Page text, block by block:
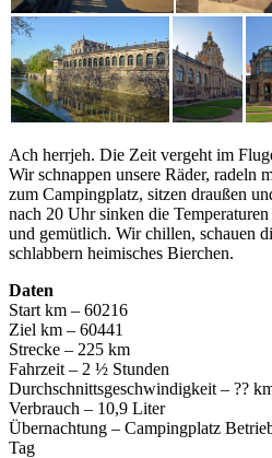
Ach herrjeh. Die Zeit vergeht im
Wir schnappen unsere Räder, radeln
zum Campingplatz, sitzen draußen
nach 20 Uhr sinken die
und gemütlich. Wir chillen, schauen
schlabbern heimisches Bierchen.
Daten
Start km – 60216
Ziel km – 60441
Strecke – 225 km
Fahrzeit – 2 ½ Stunden
Durchschnittsgeschwindigkeit – ??
Verbrauch – 10,9 Liter
Übernachtung – Campingplatz
Tag